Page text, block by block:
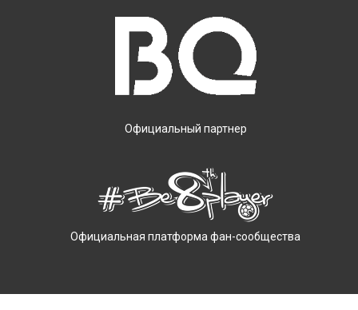
Официальный партнер
Официальная платформа фан-сообщества